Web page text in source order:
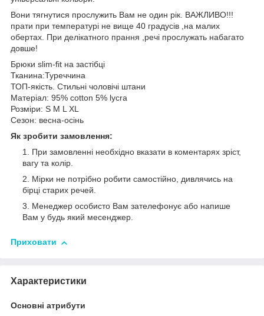
Вони тягнутися прослужить Вам не один рік. ВАЖЛИВО!!!
прати при температурі не вище 40 градусів ,на малих
обертах. При делікатного прання ,речі прослужать набагато
довше!
Брюки slim-fit на застібці
Тканина:Туреччина
ТОП-якість. Стильні чоловічі штани
Матеріал: 95% cotton 5% lycra
Розміри: S M L XL
Сезон: весна-осінь
Як зробити замовлення:
При замовленні необхідно вказати в коментарях зріст,
вагу та колір.
Мірки не потрібно робити самостійно, дивлячись на
бірці старих речей.
Менеджер особисто Вам зателефонує або напише
Вам у будь який месенджер.
Приховати
Характеристики
Основні атрибути